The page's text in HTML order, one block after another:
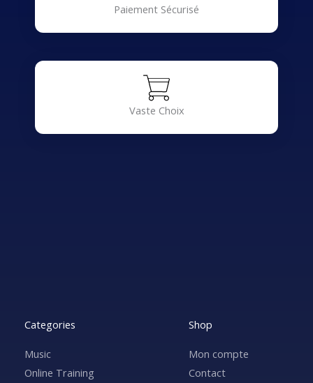
Paiement Sécurisé
Vaste Choix
Categories
Music
Online Training
Shop
Mon compte
Contact